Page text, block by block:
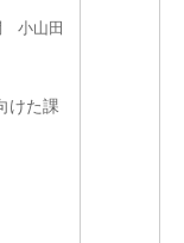
小山田
けた課